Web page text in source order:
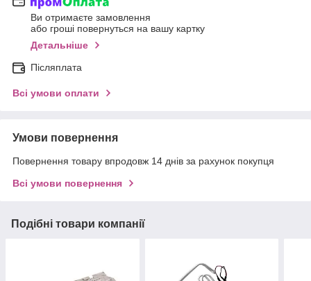
Ви отримаєте замовлення
або гроші повернуться на вашу картку
Детальніше
Післяплата
Всі умови оплати
Умови повернення
Повернення товару впродовж 14 днів за рахунок покупця
Всі умови повернення
Подібні товари компанії